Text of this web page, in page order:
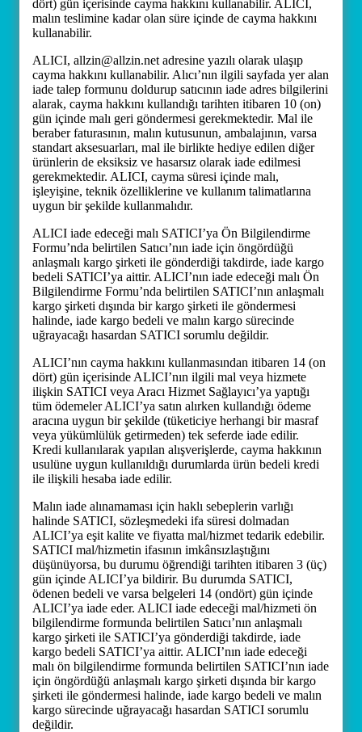
dört) gün içerisinde cayma hakkını kullanabilir. ALICI,
malın teslimine kadar olan süre içinde de cayma hakkını
kullanabilir.
ALICI, allzin@allzin.net adresine yazılı olarak ulaşıp
cayma hakkını kullanabilir. Alıcı’nın ilgili sayfada yer alan
iade talep formunu doldurup satıcının iade adres bilgilerini
alarak, cayma hakkını kullandığı tarihten itibaren 10 (on)
gün içinde malı geri göndermesi gerekmektedir. Mal ile
beraber faturasının, malın kutusunun, ambalajının, varsa
standart aksesuarları, mal ile birlikte hediye edilen diğer
ürünlerin de eksiksiz ve hasarsız olarak iade edilmesi
gerekmektedir. ALICI, cayma süresi içinde malı,
işleyişine, teknik özelliklerine ve kullanım talimatlarına
uygun bir şekilde kullanmalıdır.
ALICI iade edeceği malı SATICI’ya Ön Bilgilendirme
Formu’nda belirtilen Satıcı’nın iade için öngördüğü
anlaşmalı kargo şirketi ile gönderdiği takdirde, iade kargo
bedeli SATICI’ya aittir. ALICI’nın iade edeceği malı Ön
Bilgilendirme Formu’nda belirtilen SATICI’nın anlaşmalı
kargo şirketi dışında bir kargo şirketi ile göndermesi
halinde, iade kargo bedeli ve malın kargo sürecinde
uğrayacağı hasardan SATICI sorumlu değildir.
ALICI’nın cayma hakkını kullanmasından itibaren 14 (on
dört) gün içerisinde ALICI’nın ilgili mal veya hizmete
ilişkin SATICI veya Aracı Hizmet Sağlayıcı’ya yaptığı
tüm ödemeler ALICI’ya satın alırken kullandığı ödeme
aracına uygun bir şekilde (tüketiciye herhangi bir masraf
veya yükümlülük getirmeden) tek seferde iade edilir.
Kredi kullanılarak yapılan alışverişlerde, cayma hakkının
usulüne uygun kullanıldığı durumlarda ürün bedeli kredi
ile ilişkili hesaba iade edilir.
Malın iade alınamaması için haklı sebeplerin varlığı
halinde SATICI, sözleşmedeki ifa süresi dolmadan
ALICI’ya eşit kalite ve fiyatta mal/hizmet tedarik edebilir.
SATICI mal/hizmetin ifasının imkânsızlaştığını
düşünüyorsa, bu durumu öğrendiği tarihten itibaren 3 (üç)
gün içinde ALICI’ya bildirir. Bu durumda SATICI,
ödenen bedeli ve varsa belgeleri 14 (ondört) gün içinde
ALICI’ya iade eder. ALICI iade edeceği mal/hizmeti ön
bilgilendirme formunda belirtilen Satıcı’nın anlaşmalı
kargo şirketi ile SATICI’ya gönderdiği takdirde, iade
kargo bedeli SATICI’ya aittir. ALICI’nın iade edeceği
malı ön bilgilendirme formunda belirtilen SATICI’nın iade
için öngördüğü anlaşmalı kargo şirketi dışında bir kargo
şirketi ile göndermesi halinde, iade kargo bedeli ve malın
kargo sürecinde uğrayacağı hasardan SATICI sorumlu
değildir.